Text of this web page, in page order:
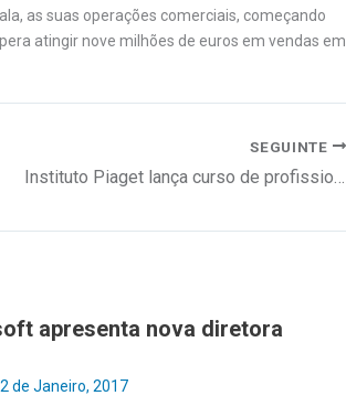
as suas operações comerciais, começando
atingir nove milhões de euros em vendas em
SEGUINTE
Instituto Piaget lança curso de profissionalização para professores
apresenta nova diretora
2 de Janeiro, 2017